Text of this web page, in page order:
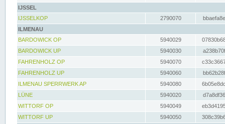
IJSSEL
IJSSELKOP
2790070
ILMENAU
BARDOWICK OP
5940029
BARDOWICK UP
5940030
FAHRENHOLZ OP
5940070
FAHRENHOLZ UP
5940060
ILMENAU SPERRWERK AP
5940080
LÜNE
5940020
WITTORF OP
5940049
WITTORF UP
5940050